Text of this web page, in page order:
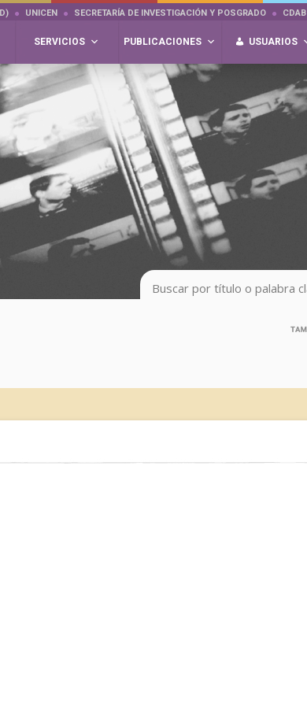
UNICEN SECRETARÍA DE INVESTIGACIÓN Y POSGRADO CDAB
SERVICIOS PUBLICACIONES USUARIOS